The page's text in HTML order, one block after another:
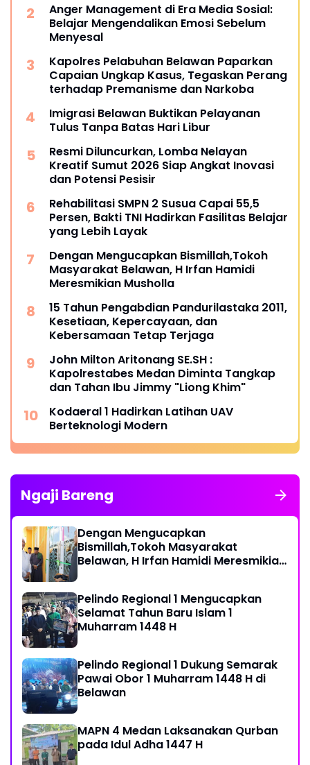
Anger Management di Era Media Sosial:
Belajar Mengendalikan Emosi Sebelum
Menyesal
Kapolres Pelabuhan Belawan Paparkan
Capaian Ungkap Kasus, Tegaskan Perang
terhadap Premanisme dan Narkoba
Imigrasi Belawan Buktikan Pelayanan
Tulus Tanpa Batas Hari Libur
Resmi Diluncurkan, Lomba Nelayan
Kreatif Sumut 2026 Siap Angkat Inovasi
dan Potensi Pesisir
Rehabilitasi SMPN 2 Susua Capai 55,5
Persen, Bakti TNI Hadirkan Fasilitas Belajar
yang Lebih Layak
Dengan Mengucapkan Bismillah,Tokoh
Masyarakat Belawan, H Irfan Hamidi
Meresmikian Musholla
15 Tahun Pengabdian Pandurilastaka 2011,
Kesetiaan, Kepercayaan, dan
Kebersamaan Tetap Terjaga
John Milton Aritonang SE.SH :
Kapolrestabes Medan Diminta Tangkap
dan Tahan Ibu Jimmy "Liong Khim"
Kodaeral 1 Hadirkan Latihan UAV
Berteknologi Modern
Ngaji Bareng
Dengan Mengucapkan
Bismillah,Tokoh Masyarakat
Belawan, H Irfan Hamidi Meresmikian
Pelindo Regional 1 Mengucapkan
Selamat Tahun Baru Islam 1
Muharram 1448 H
Pelindo Regional 1 Dukung Semarak
Pawai Obor 1 Muharram 1448 H di
Belawan
MAPN 4 Medan Laksanakan Qurban
pada Idul Adha 1447 H